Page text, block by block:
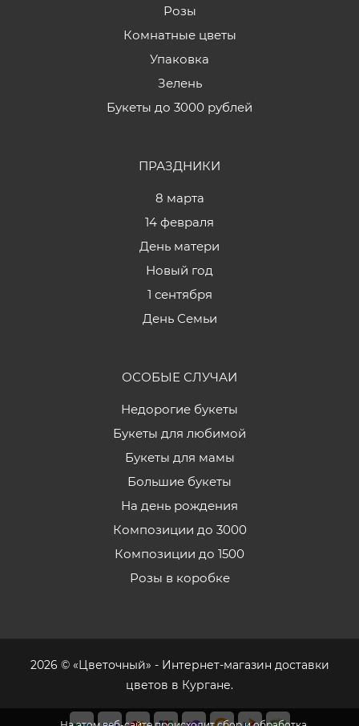
Розы
Комнатные цветы
Упаковка
Зелень
Букеты до 3000 рублей
ПРАЗДНИКИ
8 марта
14 февраля
День матери
Новый год
1 сентября
День Семьи
ОСОБЫЕ СЛУЧАИ
Недорогие букеты
Букеты для любимой
Букеты для мамы
Большие букеты
На день рождения
Композиции до 3000
Композиции до 1500
Розы в коробке
2026 © «Цветочный» - Интернет-магазин доставки
цветов в Кургане.